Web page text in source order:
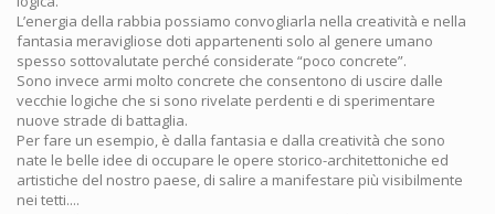
L’energia della rabbia possiamo convogliarla nella creatività e nella
fantasia meravigliose doti appartenenti solo al genere umano
spesso sottovalutate perché considerate “poco concrete”.
Sono invece armi molto concrete che consentono di uscire dalle
vecchie logiche che si sono rivelate perdenti e di sperimentare
nuove strade di battaglia.
Per fare un esempio, è dalla fantasia e dalla creatività che sono
nate le belle idee di occupare le opere storico-architettoniche ed
artistiche del nostro paese, di salire a manifestare più visibilmente
nei tetti....